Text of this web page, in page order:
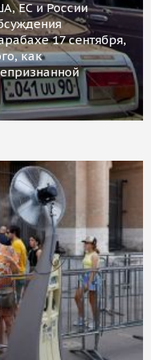
ЕС и России
17 сентября,
как